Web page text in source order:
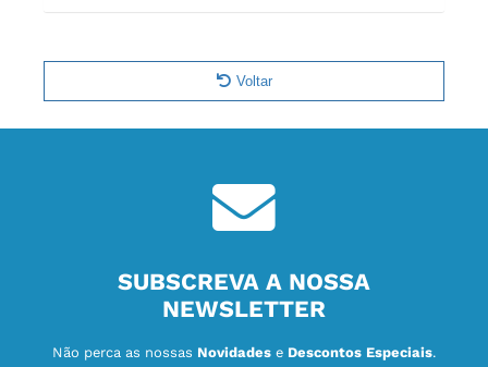
Voltar
SUBSCREVA A NOSSA
NEWSLETTER
Não perca as nossas Novidades e Descontos Especiais.